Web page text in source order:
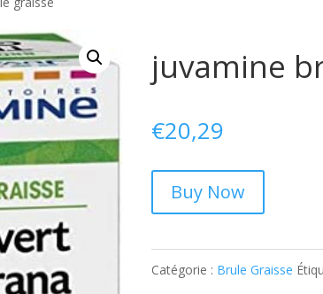
juvamine
€20,29
Buy Now
Catégorie : Brule Graisse